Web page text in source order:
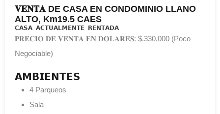
𝐕𝐄𝐍𝐓𝐀 DE CASA EN CONDOMINIO LLANO
ALTO, Km19.5 CAES
𝗖𝗔𝗦𝗔 𝗔𝗖𝗧𝗨𝗔𝗟𝗠𝗘𝗡𝗧𝗘 𝗥𝗘𝗡𝗧𝗔𝗗𝗔
𝐏𝐑𝐄𝐂𝐈𝐎 𝐃𝐄 𝐕𝐄𝐍𝐓𝐀 𝐄𝐍 𝐃𝐎𝐋𝐀𝐑𝐄𝐒: $.330,000 (Poco
Negociable)
𝗔𝗠𝗕𝗜𝗘𝗡𝗧𝗘𝗦
4 Parqueos
Sala